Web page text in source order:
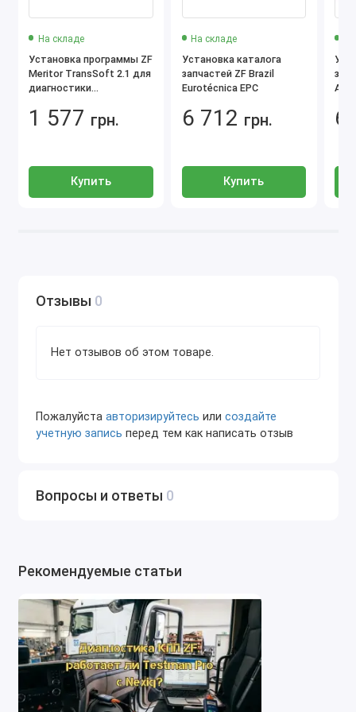
119/126)
Серия T7000 (T7100 / T7200 / T7300,
EST38/45/57A)
Системы ECCOM, T557 EST57A, HC 85
Совместимость с интерфейсом ZF-Tester (или
Преимущества версии 2020
трансмиссий ZF
Возможность адаптации и обучения новых
блоков после замены
работающих с техникой, укомплектованной ZF-
драйвлайнами и системами, а также для
специалистов, обслуживающих современные и
морские машины.
Как производится заказ
Сначала нужно оплатить заказ.
На складе
Установка программы ZF
Meritor TransSoft 2.1 для
диагностики
1 577 грн.
Купить
На складе
Установка каталога
запчастей ZF Brazil
Eurotécnica EPC
6 712 грн.
Купить
6
Отзывы 0
Нет отзывов об этом товаре.
Пожалуйста авторизируйтесь или создайте
учетную запись перед тем как написать отзыв
Вопросы и ответы 0
Рекомендуемые статьи